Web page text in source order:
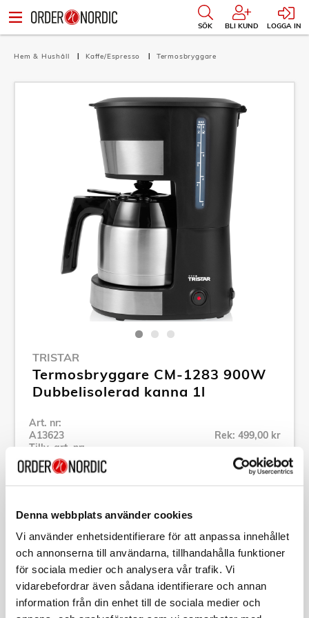
Denna webbplats använder cookies
Vi använder enhetsidentifierare för att anpassa innehållet
och annonserna till användarna, tillhandahålla funktioner
för sociala medier och analysera vår trafik. Vi
vidarebefordrar även sådana identifierare och annan
information från din enhet till de sociala medier och
SÖK BLI KUND LOGGA IN
Hem & Hushåll Kaffe/Espresso Termosbryggare
TRISTAR
Termosbryggare CM-1283 900W
Dubbelisolerad kanna 1l
Art. nr:
A13623
Tillv. art. nr:
CM-1283
Rek: 499,00 kr
Se alla produkter inom Tristar
Specifikation
Beskrivning
A13623